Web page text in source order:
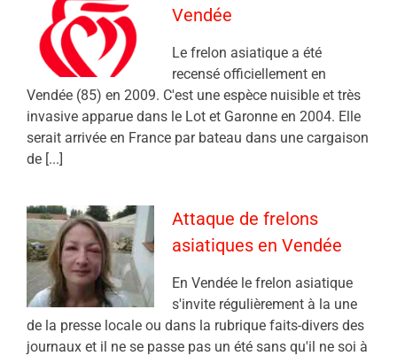
Vendée
Le frelon asiatique a été
recensé officiellement en
Vendée (85) en 2009. C'est une espèce nuisible et très
invasive apparue dans le Lot et Garonne en 2004. Elle
serait arrivée en France par bateau dans une cargaison
de [...]
Attaque de frelons
asiatiques en Vendée
En Vendée le frelon asiatique
s'invite régulièrement à la une
de la presse locale ou dans la rubrique faits-divers des
journaux et il ne se passe pas un été sans qu'il ne soi à